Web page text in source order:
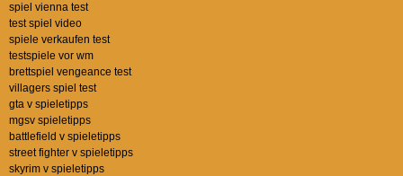
spiel vienna test
test spiel video
spiele verkaufen test
testspiele vor wm
brettspiel vengeance test
villagers spiel test
gta v spieletipps
mgsv spieletipps
battlefield v spieletipps
street fighter v spieletipps
skyrim v spieletipps